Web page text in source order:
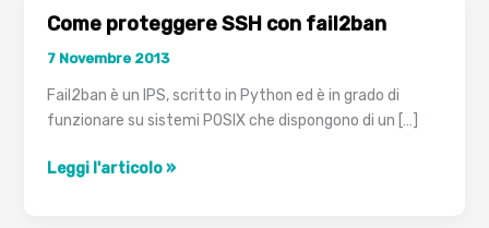
Come proteggere SSH con fail2ban
7 Novembre 2013
Fail2ban è un IPS, scritto in Python ed è in grado di
funzionare su sistemi POSIX che dispongono di un […]
Come
Leggi l'articolo »